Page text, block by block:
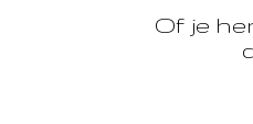
Of je